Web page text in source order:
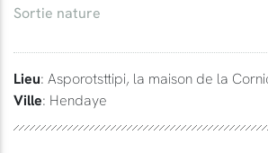
Sortie nature
Lieu: Asporotsttipi, la maison de la
Ville: Hendaye